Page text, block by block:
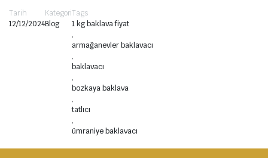
Tarih
12/12/2024
Kategori
Blog
Tags
1 kg baklava fiyat
,
armağanevler baklavacı
,
baklavacı
,
bozkaya baklava
,
tatlıcı
,
ümraniye baklavacı